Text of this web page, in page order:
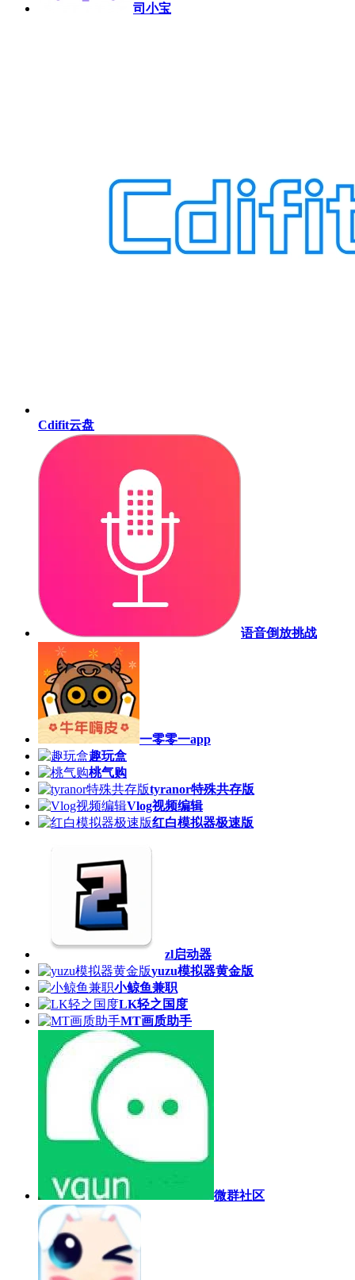
司小宝
Cdifit云盘
语音倒放挑战
一零零一app
趣玩盒
桃气购
tyranor特殊共存版
Vlog视频编辑
红白模拟器极速版
zl启动器
yuzu模拟器黄金版
小鲸鱼兼职
LK轻之国度
MT画质助手
微群社区